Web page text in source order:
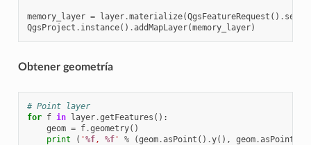
memory_layer = layer.materialize(QgsFeatureRequest () .
QgsProject . instance() .addMapLayer(memory_layer)
Obtener geometría
# Point layer
for f in layer.getFeatures ():
geom = f.geometry()
print
( '%f, %f' % (geom.asPoint () .y(), geom.asPoint